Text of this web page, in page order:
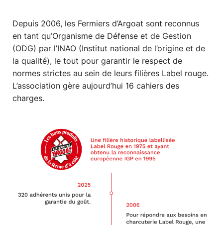
Depuis 2006, les Fermiers d’Argoat sont reconnus
en tant qu’Organisme de Défense et de Gestion
(ODG) par l’INAO (Institut national de l’origine et de
la qualité), le tout pour garantir le respect de
normes strictes au sein de leurs filières Label rouge.
L’association gère aujourd’hui 16 cahiers des
charges.